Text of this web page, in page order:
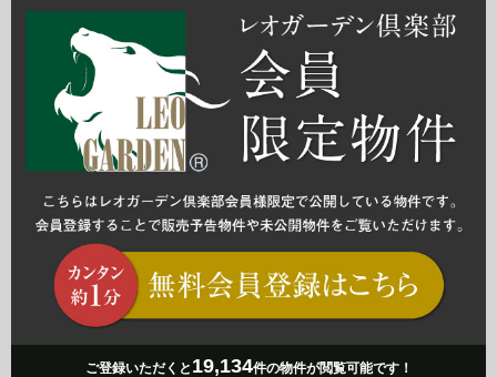
ご登録いただくと 19,134件の物件が閲覧可能です！